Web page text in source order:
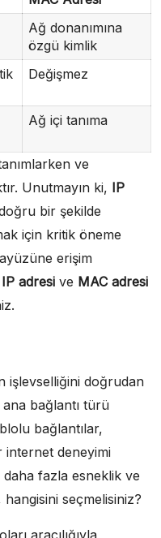
Ağ donanımına
özgü kimlik
Değişmez
Ağ içi tanıma
ve
Unutmayın ki, IP
bir şekilde
için kritik öneme
erişim
IP adresi ve MAC adresi
işlevselliğini doğrudan
bağlantı türü
bağlantılar,
internet deneyimi
fazla esneklik ve
seçmelisiniz?